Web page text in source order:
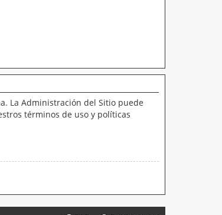
La Administración del Sitio puede
términos de uso y políticas